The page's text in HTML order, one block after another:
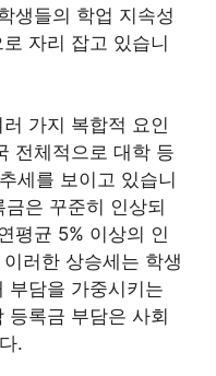
생들의 학업 지속성
자리 잡고 있습니
가지 복합적 요인
전체적으로 대학 등
세를 보이고 있습니
은 꾸준히 인상되
평균 5% 이상의 인
러한 상승세는 학생
부담을 가중시키는
등록금 부담은 사회
.